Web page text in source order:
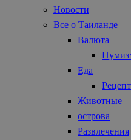
Новости
Все о Таиланде
Валюта
Еда
Животные
острова
Развлечения